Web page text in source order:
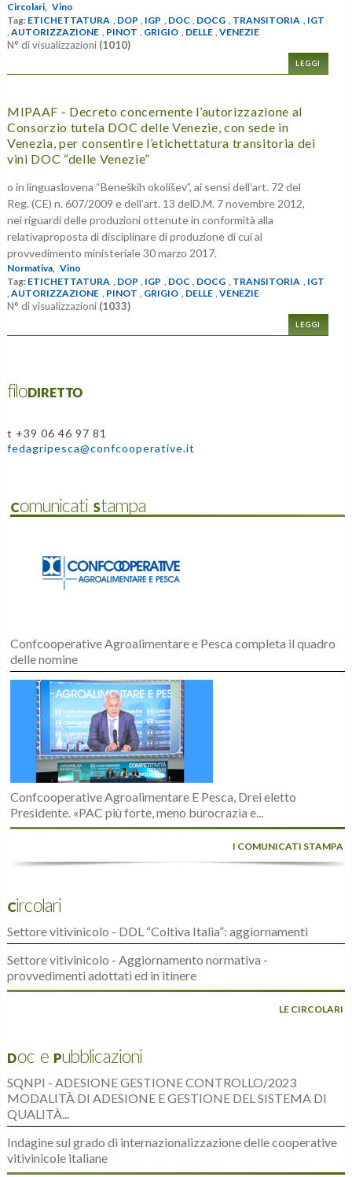
Circolari, Vino
Tag: ETICHETTATURA , DOP , IGP , DOC , DOCG , TRANSITORIA , IGT
, AUTORIZZAZIONE , PINOT , GRIGIO , DELLE ,VENEZIE
N° di visualizzazioni (1010)
LEGGI
MIPAAF - Decreto concernente l’autorizzazione al
Consorzio tutela DOC delle Venezie, con sede in
Venezia, per consentire l’etichettatura transitoria dei
vini DOC “delle Venezie”
o in linguaslovena “Beneških okolišev”, ai sensi dell’art. 72 del
Reg. (CE) n. 607/2009 e dell’art. 13 delD.M. 7 novembre 2012,
nei riguardi delle produzioni ottenute in conformità alla
relativaproposta di disciplinare di produzione di cui al
provvedimento ministeriale 30 marzo 2017.
Normativa, Vino
Tag: ETICHETTATURA DOP IGP DOC DOCG TRANSITORIA
IGT
AUTORIZZAZIONE PINOT GRIGIO DELLE ,VENEZIE
N° di visualizzazioni (1033)
LEGGI
filoDIRETTO
t +39 06 46 97 81
fedagripesca@confcooperative.it
Comunicati Stampa
Confcooperative Agroalimentare e Pesca completa il quadro
delle nomine
Confcooperative Agroalimentare E Pesca, Drei eletto
Presidente. «PAC più forte, meno burocrazia e...
I COMUNICATI STAMPA
Circolari
Settore vitivinicolo - DDL “Coltiva Italia”: aggiornamenti
Settore vitivinicolo - Aggiornamento normativa -
provvedimenti adottati ed in itinere
LE CIRCOLARI
Doc e Pubblicazioni
SQNPI - ADESIONE GESTIONE CONTROLLO/2023
MODALITÀ DI ADESIONE E GESTIONE DEL SISTEMA DI
QUALITÀ...
Indagine sul grado di internazionalizzazione delle cooperative
vitivinicole italiane